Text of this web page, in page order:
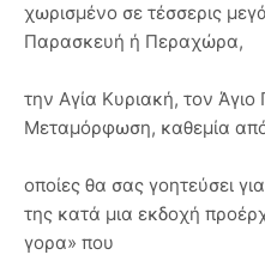
χωρισμένο σε τέσσερις
Παρασκευή ή Περαχώρα,
την Αγία Κυριακή, τον Άγιο
Μεταμόρφωση, καθεμία από
οποίες θα σας γοητεύσει
της κατά μια εκδοχή
γορα» που